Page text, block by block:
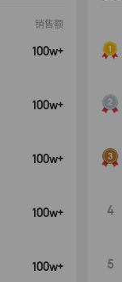
销售额
100w+
100w+
100w+
100w+
100w+
4
5